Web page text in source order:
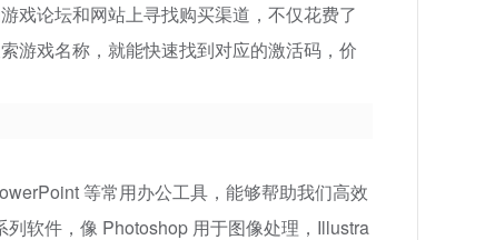
戏论坛和网站上寻找购买渠道，不仅花费了
游戏名称，就能快速找到对应的激活码，价
等常用办公工具，能够帮助我们高效
软件，像 Photoshop 用于图像处理，Illustra